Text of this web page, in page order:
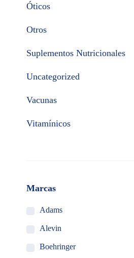
Óticos
Otros
Suplementos Nutricionales
Uncategorized
Vacunas
Vitamínicos
Marcas
Adams
Alevin
Boehringer